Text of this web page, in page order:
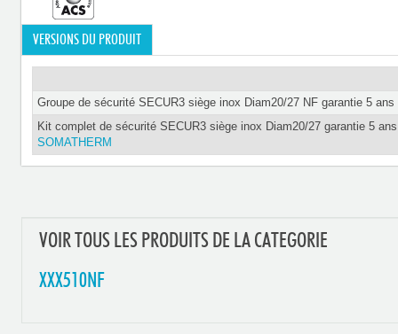
VERSIONS DU PRODUIT
Groupe de sécurité SECUR3 siège inox Diam20/27 NF garantie 5 ans
Kit complet de sécurité SECUR3 siège inox Diam20/27 garantie 5 ans
SOMATHERM
VOIR TOUS LES PRODUITS DE LA CATEGORIE
XXX510NF